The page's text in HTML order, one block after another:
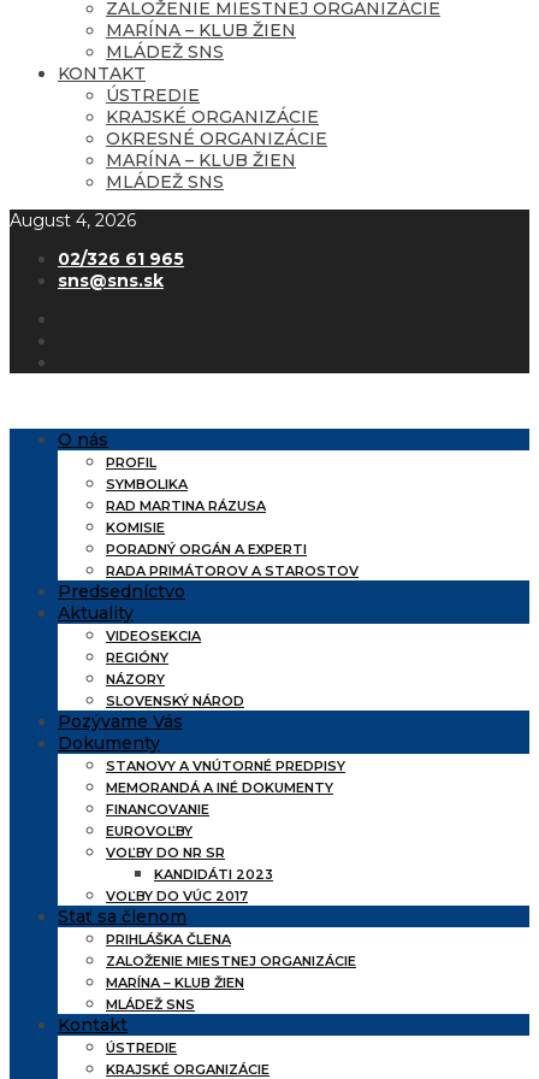
ZALOŽENIE MIESTNEJ ORGANIZÁCIE
MARÍNA – KLUB ŽIEN
MLÁDEŽ SNS
KONTAKT
ÚSTREDIE
KRAJSKÉ ORGANIZÁCIE
OKRESNÉ ORGANIZÁCIE
MARÍNA – KLUB ŽIEN
MLÁDEŽ SNS
August 4, 2026
02/326 61 965
sns@sns.sk
O nás
PROFIL
SYMBOLIKA
RAD MARTINA RÁZUSA
KOMISIE
PORADNÝ ORGÁN A EXPERTI
RADA PRIMÁTOROV A STAROSTOV
Predsedníctvo
Aktuality
VIDEOSEKCIA
REGIÓNY
NÁZORY
SLOVENSKÝ NÁROD
Pozývame Vás
Dokumenty
STANOVY A VNÚTORNÉ PREDPISY
MEMORANDÁ A INÉ DOKUMENTY
FINANCOVANIE
EUROVOĽBY
VOĽBY DO NR SR
KANDIDÁTI 2023
VOĽBY DO VÚC 2017
Stať sa členom
PRIHLÁŠKA ČLENA
ZALOŽENIE MIESTNEJ ORGANIZÁCIE
MARÍNA – KLUB ŽIEN
MLÁDEŽ SNS
Kontakt
ÚSTREDIE
KRAJSKÉ ORGANIZÁCIE